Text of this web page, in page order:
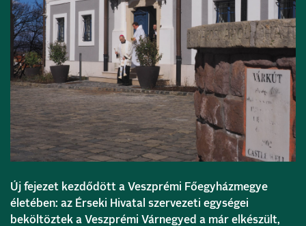
Új fejezet kezdődött a Veszprémi Főegyházmegye
életében: az Érseki Hivatal szervezeti egységei
beköltöztek a Veszprémi Várnegyed a már elkészült,